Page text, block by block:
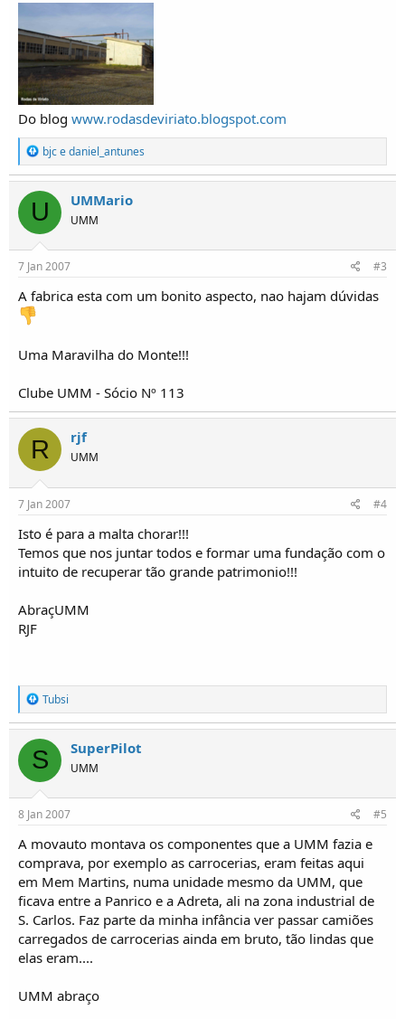
Do blog www.rodasdeviriato.blogspot.com
R
e
a
ç
õ
e
s
:
bjcedaniel_antunes
U UMMario
UMM
7 Jan 2007 #3
A fabrica esta com um bonito aspecto, nao hajam dúvidas
Uma Maravilha do Monte!!!
Clube UMM - Sócio Nº 113
R rjf
UMM
7 Jan 2007 #4
Isto é para a malta chorar!!!
Temos que nos juntar todos e formar uma fundação com o
intuito de recuperar tão grande patrimonio!!!
AbraçUMM
RJF
R
e
a
ç
õ
e
s
:
Tubsi
S SuperPilot
UMM
8 Jan 2007 #5
A movauto montava os componentes que a UMM fazia e
comprava, por exemplo as carrocerias, eram feitas aqui
em Mem Martins, numa unidade mesmo da UMM, que
ficava entre a Panrico e a Adreta, ali na zona industrial de
S. Carlos. Faz parte da minha infância ver passar camiões
carregados de carrocerias ainda em bruto, tão lindas que
elas eram....
UMM abraço